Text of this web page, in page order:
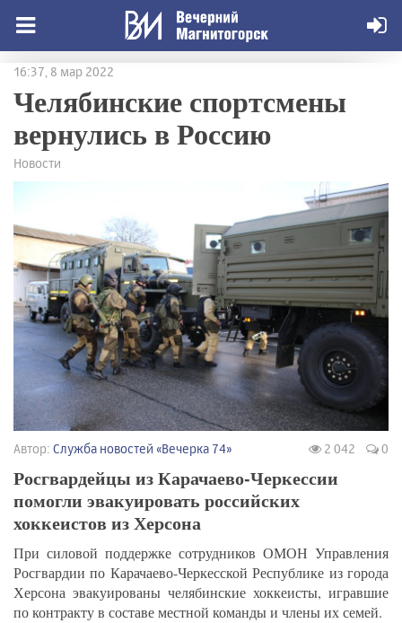
16:37, 8 мар 2022
Челябинские спортсмены
вернулись в Россию
Новости
Автор: Служба новостей «Вечерка 74» 2 042 0
Росгвардейцы из Карачаево-Черкессии
помогли эвакуировать российских
хоккеистов из Херсона
При силовой поддержке сотрудников ОМОН Управления
Росгвардии по Карачаево-Черкесской Республике из города
Херсона эвакуированы челябинские хоккеисты, игравшие
по контракту в составе местной команды и члены их семей.